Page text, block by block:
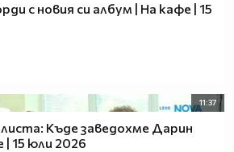
с новия си албум | На кафе | 15
11:37
Къде заведохме Дарин
| 15 юли 2026